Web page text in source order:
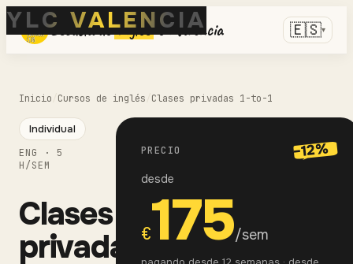
YLC VALENCIA
Escuela de inglésen Valencia 🇪🇸▾
Inicio Cursos de inglés Clases privadas 1-to-1
Individual
ENG · 5
H/SEM
Clases
privadas
PRECIO −12%
desde
€175/sem